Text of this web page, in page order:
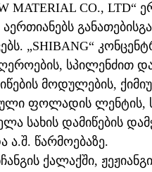
MATERIAL CO.,
„SHIBANG“
ღეროების,
მოდულების,
ფოლადის ლენტის,
სახის დამიწების
ა.შ. წარმოებაზე.
ქალაქში,